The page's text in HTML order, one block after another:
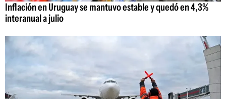
Inflación en Uruguay se mantuvo estable y quedó en 4,3%
interanual a julio